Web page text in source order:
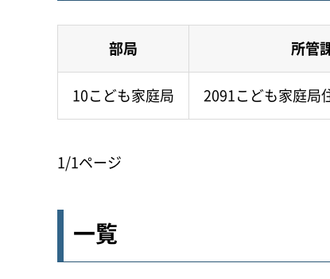
部局 所管
10こども家庭局 2091こども家庭局
1/1ページ
一覧